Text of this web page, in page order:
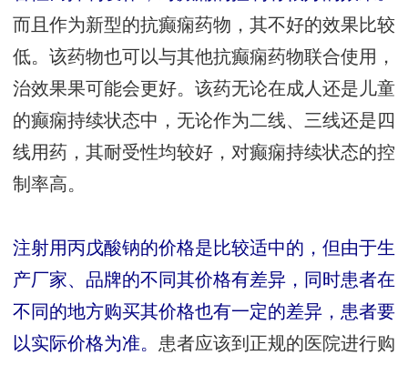
而且作为新型的抗癫痫药物，其不好的效果比较
低。该药物也可以与其他抗癫痫药物联合使用，
治效果果可能会更好。该药无论在成人还是儿童
的癫痫持续状态中，无论作为二线、三线还是四
线用药，其耐受性均较好，对癫痫持续状态的控
制率高。
注射用丙戊酸钠的价格是比较适中的，但由于生
产厂家、品牌的不同其价格有差异，同时患者在
不同的地方购买其价格也有一定的差异，患者要
以实际价格为准。 患者应该到正规的医院进行购